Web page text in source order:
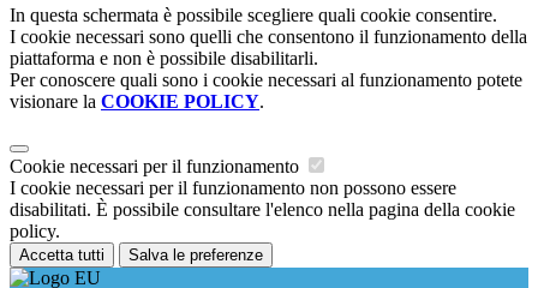
In questa schermata è possibile scegliere quali cookie consentire.
I cookie necessari sono quelli che consentono il funzionamento della
piattaforma e non è possibile disabilitarli.
Per conoscere quali sono i cookie necessari al funzionamento potete
visionare la COOKIE POLICY.
Cookie necessari per il funzionamento
I cookie necessari per il funzionamento non possono essere
disabilitati. È possibile consultare l'elenco nella pagina della cookie
policy.
Accetta tutti Salva le preferenze